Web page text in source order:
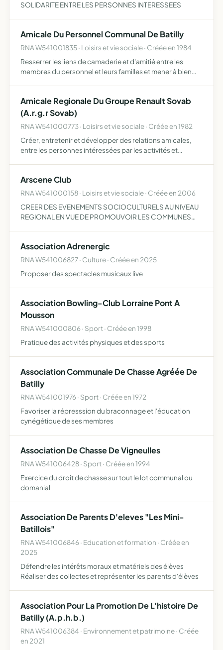
SOLIDARITE ENTRE LES PERSONNES INTERESSEES
Amicale Du Personnel Communal De Batilly
RNA W541001835 · Loisirs et vie sociale · Créée en 1984
Resserrer les liens de camaderie et d'amitié entre les
membres du personnel et leurs familles et mener à bien
Amicale Regionale Du Groupe Renault Sovab
(A.r.g.r Sovab)
RNA W541000773 · Loisirs et vie sociale · Créée en 1982
Créer, entretenir et développer des relations amicales,
entre les personnes intéressées par les activités et
Arscene Club
RNA W541000158 · Loisirs et vie sociale · Créée en 2006
CREER DES EVENEMENTS SOCIOCULTURELS AU NIVEAU
REGIONAL EN VUE DE PROMOUVOIR LES COMMUNES
SOCIAL. L'ASSOCIATION VISE AUSSI A ASSUE…
Association Adrenergic
RNA W541006827 · Culture · Créée en 2025
Proposer des spectacles musicaux live
Association Bowling-Club Lorraine Pont A
Mousson
RNA W541000806 · Sport · Créée en 1998
Pratique des activités physiques et des sports
Association Communale De Chasse Agréée De
Batilly
RNA W541001976 · Sport · Créée en 1972
Favoriser la répresssion du braconnage et l'éducation
cynégétique de ses membres
Association De Chasse De Vigneulles
RNA W541006428 · Sport · Créée en 1994
Exercice du droit de chasse sur tout le lot communal ou
domanial
Association De Parents D'eleves "Les Mini-
Batillois"
RNA W541006846 · Education et formation · Créée en
2025
Défendre les intérêts moraux et matériels des élèves
Réaliser des collectes et représenter les parents d'élèves
Association Pour La Promotion De L'histoire De
Batilly (A.p.h.b.)
RNA W541006384 · Environnement et patrimoine · Créée
en 2021